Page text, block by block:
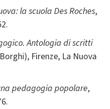
la scuola Des Roches,
Antologia di scritti
Firenze, La Nuova
pedagogia popolare,